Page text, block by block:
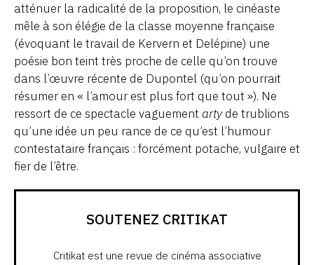
atténuer la radicalité de la proposition, le cinéaste
mêle à son élégie de la classe moyenne française
(évoquant le travail de Kervern et Delépine) une
poésie bon teint très proche de celle qu’on trouve
dans l’œuvre récente de Dupontel (qu’on pourrait
résumer en « l’amour est plus fort que tout »). Ne
ressort de ce spectacle vaguement artyde trublions
qu’une idée un peu rance de ce qu’est l’humour
contestataire français : forcément potache, vulgaire et
fier de l’être.
SOUTENEZ CRITIKAT
Critikat est une revue de cinéma associative